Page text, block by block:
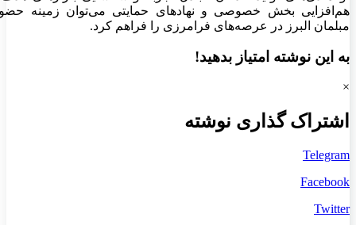
هم‌افزایی بخش خصوصی و نهادهای حمایتی می‌توان زمینه
مبلمان البرز در عرصه‌های فرامرزی را فراهم کرد.
به این نوشته امتیاز بدهید!
×
اشتراک گذاری نوشته
Telegram
Facebook
Twitter